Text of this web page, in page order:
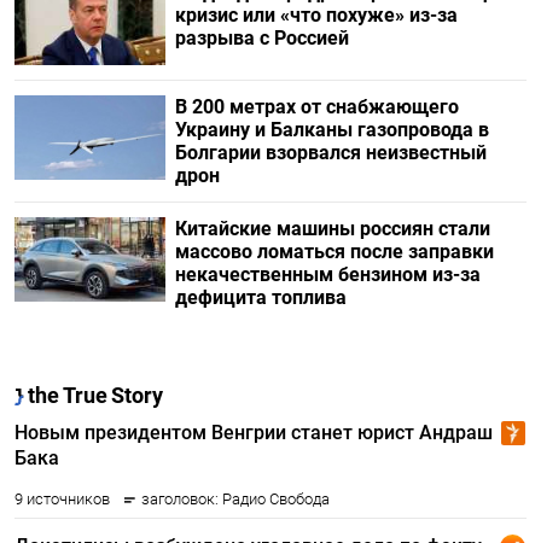
кризис или «что похуже» из-за
разрыва с Россией
В 200 метрах от снабжающего
Украину и Балканы газопровода в
Болгарии взорвался неизвестный
дрон
Китайские машины россиян стали
массово ломаться после заправки
некачественным бензином из-за
дефицита топлива